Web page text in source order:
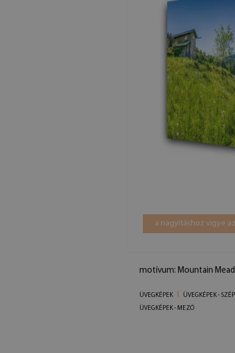
a nagyításhoz vigye
motívum: Mountain
ÜVEGKÉPEK ÜVEGKÉPEK -
ÜVEGKÉPEK - MEZŐ